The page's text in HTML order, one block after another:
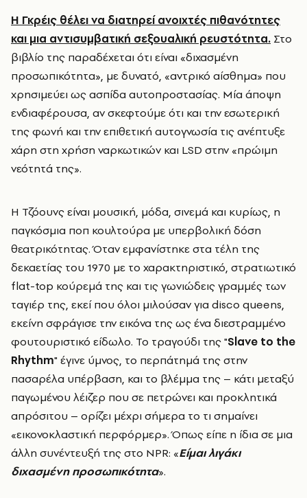
Η Γκρέις θέλει να διατηρεί ανοιχτές πιθανότητες
και μια αντισυμβατική σεξουαλική ρευστότητα. Στο
βιβλίο της παραδέχεται ότι είναι «διχασμένη
προσωπικότητα», με δυνατό, «αντρικό αίσθημα» που
χρησιμεύει ως ασπίδα αυτοπροστασίας. Μία άποψη
ενδιαφέρουσα, αν σκεφτούμε ότι και την εσωτερική
της φωνή και την επιθετική αυτογνωσία τις ανέπτυξε
χάρη στη χρήση ναρκωτικών και LSD στην «πρώιμη
νεότητά της».
Η Τζόουνς είναι μουσική, μόδα, σινεμά και κυρίως, η
παγκόσμια ποπ κουλτούρα με υπερβολική δόση
θεατρικότητας. Όταν εμφανίστηκε στα τέλη της
δεκαετίας του 1970 με το χαρακτηριστικό, στρατιωτικό
flat-top κούρεμά της και τις γωνιώδεις γραμμές των
ταγιέρ της, εκεί που όλοι μιλούσαν για disco queens,
εκείνη σφράγισε την εικόνα της ως ένα διεστραμμένο
φουτουριστικό είδωλο. Το τραγούδι της "Slave to the
Rhythm" έγινε ύμνος, το περπάτημά της στην
πασαρέλα υπέρβαση, και το βλέμμα της – κάτι μεταξύ
παγωμένου λέιζερ που σε πετρώνει και προκλητικά
απρόσιτου – ορίζει μέχρι σήμερα το τι σημαίνει
«εικονοκλαστική περφόρμερ». Όπως είπε η ίδια σε μια
άλλη συνέντευξή της στο NPR: «Είμαι λιγάκι
διχασμένη προσωπικότητα».